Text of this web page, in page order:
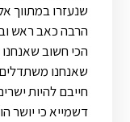
שנעזרו במתווך
הרבה כאב ראש
הכי חשוב
שאנחנו משתדלים
חייבם להיות
דשמייא כי יושר